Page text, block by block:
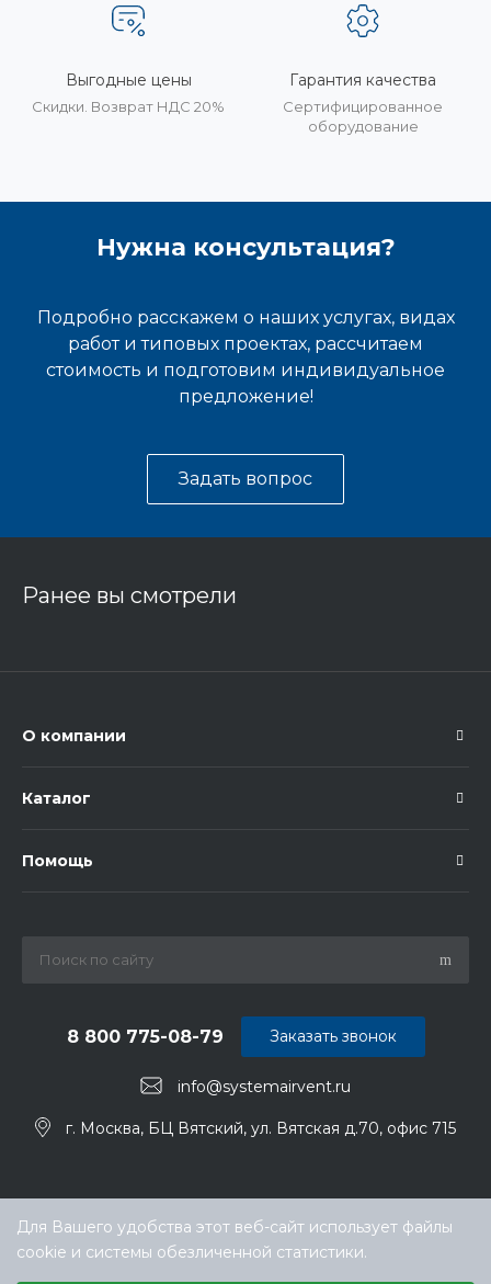
Выгодные цены
Скидки. Возврат НДС 20%
Гарантия качества
Сертифицированное
оборудование
Нужна консультация?
Подробно расскажем о наших услугах, видах
работ и типовых проектах, рассчитаем
стоимость и подготовим индивидуальное
предложение!
Задать вопрос
Ранее вы смотрели
О компании
Каталог
Помощь
info@systemairvent.ru
8 800 775-08-79
г. Москва, БЦ Вятский, ул. Вятская д.70, офис 715
Заказать звонок
Для Вашего удобства этот веб-сайт использует файлы
cookie и системы обезличенной статистики.